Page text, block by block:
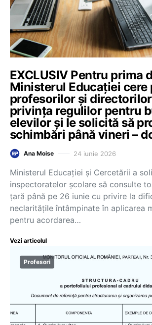
EXCLUSIV Pentru prima
Ministerul Educației cere
profesorilor și
privința regulilor pentru
elevilor și le solicită să
schimbări până vineri –
Ana Moise 24 iunie 2026
Ministerul Educației și Cercetării a
inspectoratelor școlare să consulte
țară până pe 26 iunie cu privire la
neclaritățile întâmpinate în aplicarea
pentru acordarea…
Vezi articolul
Profesori